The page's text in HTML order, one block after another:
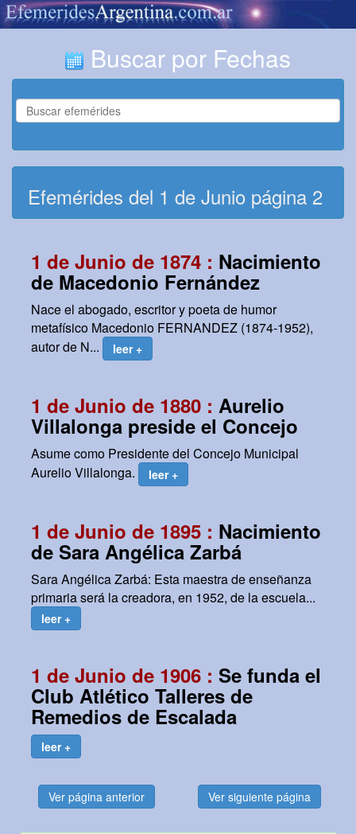
Buscar por Fechas
Efemérides del 1 de Junio página 2
1 de Junio de 1874 : Nacimiento
de Macedonio Fernández
Nace el abogado, escritor y poeta de humor
metafísico Macedonio FERNANDEZ (1874-1952),
autor de N...
leer +
1 de Junio de 1880 : Aurelio
Villalonga preside el Concejo
Asume como Presidente del Concejo Municipal
Aurelio Villalonga.
leer +
1 de Junio de 1895 : Nacimiento
de Sara Angélica Zarbá
Sara Angélica Zarbá: Esta maestra de enseñanza
primaria será la creadora, en 1952, de la escuela...
leer +
1 de Junio de 1906 : Se funda el
Club Atlético Talleres de
Remedios de Escalada
leer +
Ver página anterior Ver siguiente página